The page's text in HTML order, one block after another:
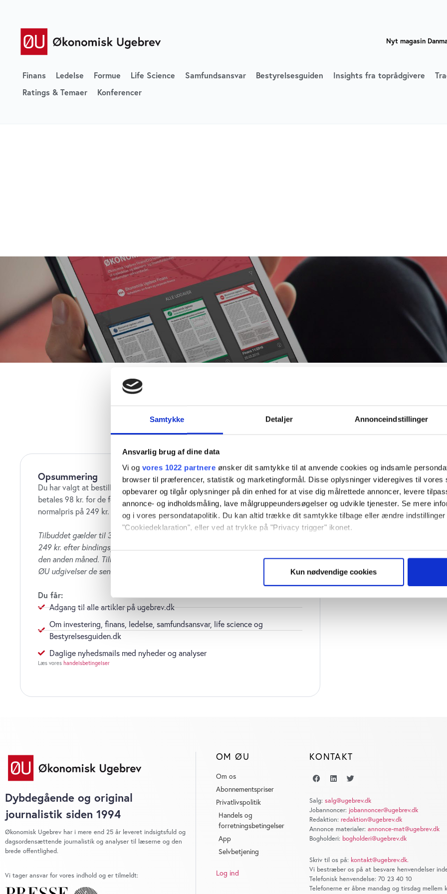
Samtykke Detaljer Annonceindstillinger
Ansvarlig brug af dine data
Vi og vores 1022 partnere ønsker dit samtykke til at anvende cookies og indsamle
browser til præferencer, statistik og marketingformål. Disse oplysninger videregives til vores
opbevarer og tilgår oplysninger på din enhed for at vise dig målrettede annoncer, levere
annonce- og indholdsmåling, lave målgruppeundersøgelser og udvikle tjenester. Se mere
og i vores persondatapolitik. Du kan altid trække dit samtykke tilbage eller ændre
"Cookiedeklaration", eller ved at trykke på "Privacy trigger" ikonet.
Hvis du tillader det, vil vi også gerne:
Identificere din enhed baseret på en scanning af dens unikke karakteristika
Vi bruger cookies til at tilpasse vores indhold og annoncer, til at vise dig funktioner til sociale
vores trafik. Vi deler også oplysninger om din brug af vores website med vores partnere
dem, eller som de har indsamlet fra din brug af deres tjenester. Du samtykker til vores
Kun nødvendige cookies
Nyt magasin
Finans Ledelse Formue Life Science Samfundsansvar Bestyrelsesguiden Insights fra toprådgivere
Ratings & Temaer
Konferencer
Bestil ØU Web
Opsummering
Du har valgt at bestille ØU Web i 2 måneder til 2 x 49 kr. Ved tilmelding
betales 98 kr. for de første to måneder. Abonnementet fortsætter herefter til
normalpris på 249 kr. pr. måned.
Tilbuddet gælder til 31. juni 2026. Abonnement fortsætter til normalpris på
249 kr. efter bindingsperiode på to måneder.
den anden måned. Tilbud gælder kun, hvis du ikke har haft abonnement på
ØU udgivelser de seneste tre månede
Du får:
Adgang til alle artikler på ugebrev.dk
Om investering, finans, ledelse, samfundsansvar, life science og
Bestyrelsesguiden.dk
Daglige nyhedsmails med nyheder og analyser
Læs vores handelsbetingelser
Dybdegående og original
journalistik siden 1994
Økonomisk Ugebrev har i mere end 25 år leveret indsigtsfuld og
dagsordensættende journalistik og analyser til læserne og den
brede offentlighed.
Vi tager ansvar for vores indhold og er tilmeldt:
OM ØU
Om os
Abonnementspriser
Privatlivspolitik
Handels og
forretningsbetingelser
App
Selvbetjening
Log ind
KONTAKT
Salg: salg@ugebrev.dk
Jobannoncer: jobannoncer@ugebrev.dk
Redaktion: redaktion@ugebrev.dk
Annonce materialer: annonce-mat@ugebrev.dk
Bogholderi: bogholderi@ugebrev.dk
Skriv til os på: kontakt@ugebrev.dk.
Vi bestræber os på at besvare henvendelser
Telefonisk henvendelse: 70 23 40 10
Telefonerne er åbne mandag og tirsdag mellem